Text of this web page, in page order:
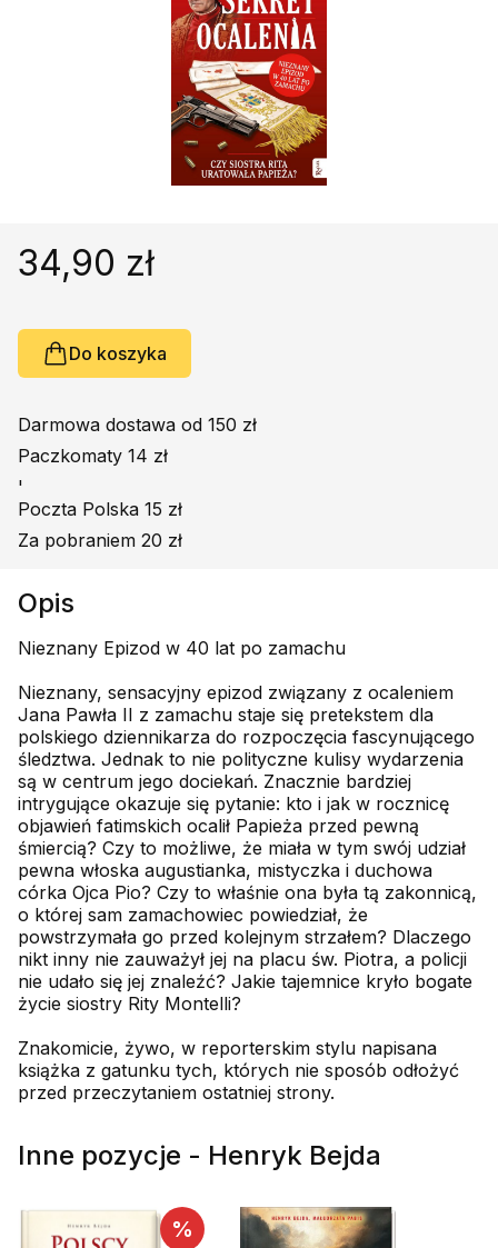
Książki obcojęzyczne
Poradniki, leksykony...
Podręczniki szkolne
Promocja
34,90 zł
Do koszyka
Darmowa dostawa od 150 zł
Paczkomaty 14 zł
'
Poczta Polska 15 zł
Za pobraniem 20 zł
Opis
Nieznany Epizod w 40 lat po zamachu
Nieznany, sensacyjny epizod związany z ocaleniem
Jana Pawła II z zamachu staje się pretekstem dla
polskiego dziennikarza do rozpoczęcia fascynującego
śledztwa. Jednak to nie polityczne kulisy wydarzenia
są w centrum jego dociekań. Znacznie bardziej
intrygujące okazuje się pytanie: kto i jak w rocznicę
objawień fatimskich ocalił Papieża przed pewną
śmiercią? Czy to możliwe, że miała w tym swój udział
pewna włoska augustianka, mistyczka i duchowa
córka Ojca Pio? Czy to właśnie ona była tą zakonnicą,
o której sam zamachowiec powiedział, że
powstrzymała go przed kolejnym strzałem? Dlaczego
nikt inny nie zauważył jej na placu św. Piotra, a policji
nie udało się jej znaleźć? Jakie tajemnice kryło bogate
życie siostry Rity Montelli?
Znakomicie, żywo, w reporterskim stylu napisana
książka z gatunku tych, których nie sposób odłożyć
przed przeczytaniem ostatniej strony.
Inne pozycje - Henryk Bejda
%